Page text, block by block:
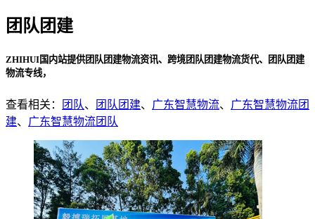
团队团建
ZHIHUI国内站提供团队团建物流资讯、跨境团队团建物流货代、团队团建
物流专线，
查看相关： 团队、 团队团建、 广东智慧物流、 广东智慧物流团
建、 广东智慧物流团队